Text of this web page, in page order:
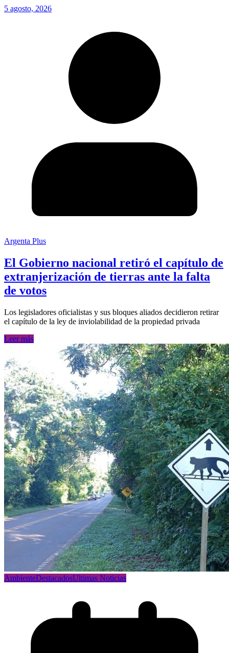
5 agosto, 2026
Argenta Plus
El Gobierno nacional retiró el capítulo de
extranjerización de tierras ante la falta
de votos
Los legisladores oficialistas y sus bloques aliados decidieron retirar
el capítulo de la ley de inviolabilidad de la propiedad privada
Leer más
AmbienteDestacadosUltimas Noticias